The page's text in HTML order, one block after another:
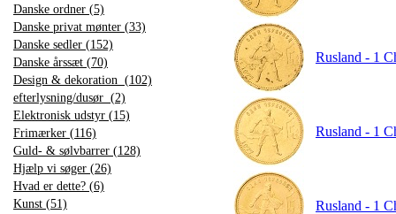
Danske ordner (5)
Danske privat mønter (33)
Danske sedler (152)
Danske årssæt (70)
Design & dekoration (102)
efterlysning/dusør (2)
Elektronisk udstyr (15)
Frimærker (116)
Guld- & sølvbarrer (128)
Hjælp vi søger (26)
Hvad er dette? (6)
Kunst (51)
Rusland - 1
Rusland - 1
Rusland - 1